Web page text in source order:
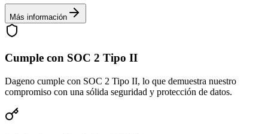
Más información
Cumple con SOC 2 Tipo II
Dageno cumple con SOC 2 Tipo II, lo que demuestra nuestro
compromiso con una sólida seguridad y protección de datos.